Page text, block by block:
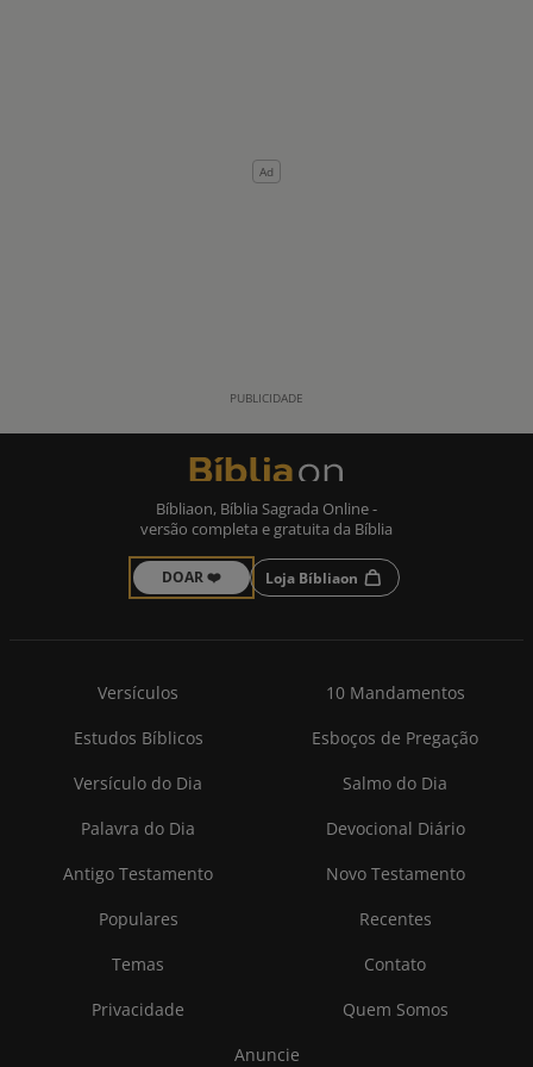
Bíbliaon, Bíblia Sagrada Online -
versão completa e gratuita da Bíblia
DOAR ❤️ Loja Bíbliaon
Versículos
10 Mandamentos
Estudos Bíblicos
Esboços de Pregação
Versículo do Dia
Salmo do Dia
Palavra do Dia
Devocional Diário
Antigo Testamento
Novo Testamento
Populares
Recentes
Temas
Contato
Privacidade
Quem Somos
Anuncie